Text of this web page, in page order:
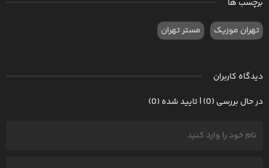
برچسب ها
تهران موزیک مستر تهران
دیدگاه کاربران
در حال بررسی (0) | تایید شده (0)